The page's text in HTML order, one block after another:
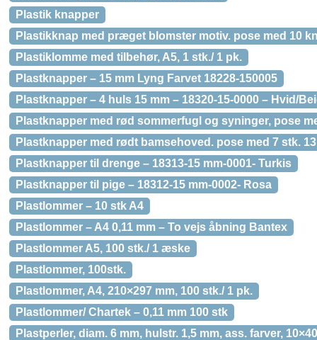
Plastik knapper
Plastikknap med præget blomster motiv. pose med 10
Plastiklomme med tilbehør, A5, 1 stk./ 1 pk.
Plastknapper – 15 mm Lyng Farvet 18228-150005
Plastknapper – 4 huls 15 mm – 18320-15-0000 – Hvid/
Plastknapper med rød sommerfugl og syninger, pose
Plastknapper med rødt bamsehoved. pose med 7 stk.
Plastknapper til drenge – 18313-15 mm-0001- Turkis
Plastknapper til pige – 18312-15 mm-0002- Rosa
Plastlommer – 10 stk A4
Plastlommer – A4 0,11 mm – To vejs åbning Bantex
Plastlommer A5, 100 stk./ 1 æske
Plastlommer, 100stk.
Plastlommer, A4, 210×297 mm, 100 stk./ 1 pk.
Plastlommer/ Chartek – 0,11 mm 100 stk
Plastperler, diam. 6 mm, hulstr. 1,5 mm, ass. farver,